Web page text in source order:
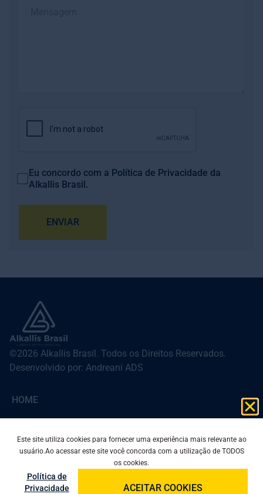
Eu concordo com a Política de Privacidade da
Alkallis Brasil.
ENVIAR
©2026 Alkallis Brasil. Todos os Direitos Reservados.
Desenvolvido por: Andreani ADS
HOME
QUALIDADE
PRODUTOS
Este site utiliza cookies para fornecer uma experiência mais relevante ao
usuário.Ao acessar este site você concorda com a utilização de TODOS
os cookies.
Política de
Privacidade
ACEITAR COOKIES